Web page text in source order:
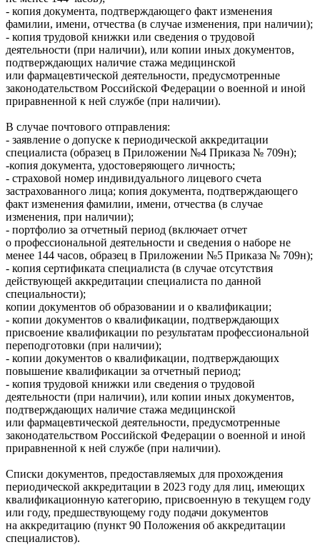
- копия документа, подтверждающего факт изменения
фамилии, имени, отчества (в случае изменения, при наличии);
- копия трудовой книжки или сведения о трудовой
деятельности (при наличии), или копии иных документов,
подтверждающих наличие стажа медицинской
или фармацевтической деятельности, предусмотренные
законодательством Российской Федерации о военной и иной
приравненной к ней службе (при наличии).
В случае почтового отправления:
- заявление о допуске к периодической аккредитации
специалиста (образец в Приложении №4 Приказа № 709н);
-копия документа, удостоверяющего личность;
- страховой номер индивидуального лицевого счета
застрахованного лица; копия документа, подтверждающего
факт изменения фамилии, имени, отчества (в случае
изменения, при наличии);
- портфолио за отчетный период (включает отчет
о профессиональной деятельности и сведения о наборе не
менее 144 часов, образец в Приложении №5 Приказа № 709н);
- копия сертификата специалиста (в случае отсутствия
действующей аккредитации специалиста по данной
специальности);
копии документов об образовании и о квалификации;
- копии документов о квалификации, подтверждающих
присвоение квалификации по результатам профессиональной
переподготовки (при наличии);
- копии документов о квалификации, подтверждающих
повышение квалификации за отчетный период;
- копия трудовой книжки или сведения о трудовой
деятельности (при наличии), или копии иных документов,
подтверждающих наличие стажа медицинской
или фармацевтической деятельности, предусмотренные
законодательством Российской Федерации о военной и иной
приравненной к ней службе (при наличии).
Списки документов, предоставляемых для прохождения
периодической аккредитации в 2023 году для лиц, имеющих
квалификационную категорию, присвоенную в текущем году
или году, предшествующему году подачи документов
на аккредитацию (пункт 90 Положения об аккредитации
специалистов).